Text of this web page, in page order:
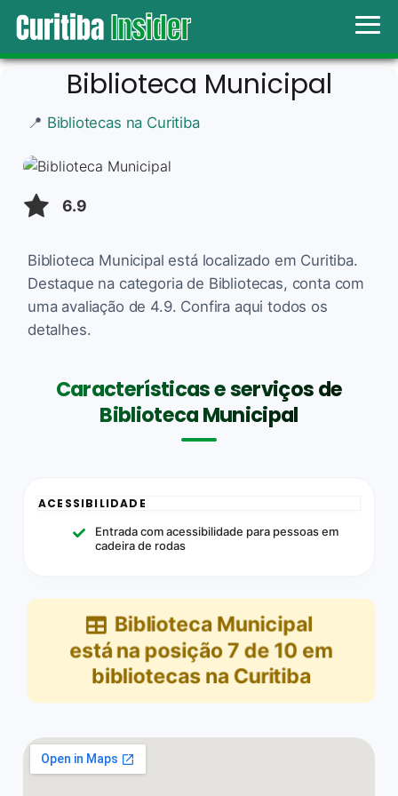
Biblioteca Municipal
📍 Bibliotecas na Curitiba
6.9
Biblioteca Municipal está localizado em Curitiba.
Destaque na categoria de Bibliotecas, conta com
uma avaliação de 4.9. Confira aqui todos os
detalhes.
Características e serviços de
Biblioteca Municipal
ACESSIBILIDADE
Entrada com acessibilidade para pessoas em
cadeira de rodas
Biblioteca Municipal
está na posição7 de 10 em
bibliotecas na Curitiba